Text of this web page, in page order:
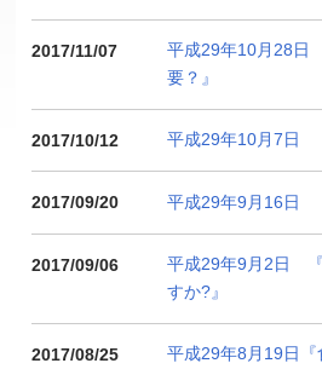
2017/11/07
平成29年10月28日
要？』
2017/10/12 平成29年10月7日
2017/09/20 平成29年9月16日
2017/09/06
平成29年9月2日 『
すか?』
2017/08/25
平成29年8月19日『